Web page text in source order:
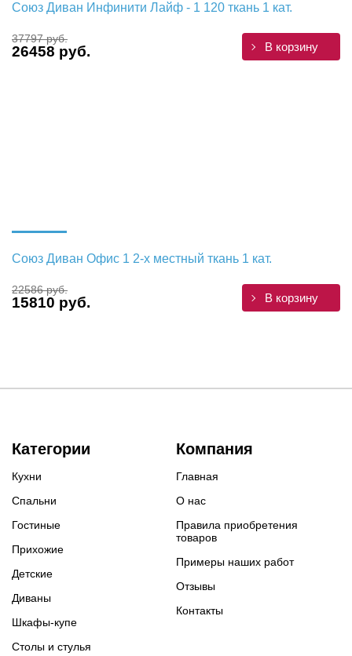
Союз Диван Инфинити Лайф - 1 120 ткань 1 кат.
37797 руб.
26458 руб. В корзину
Союз Диван Офис 1 2-х местный ткань 1 кат.
22586 руб.
15810 руб. В корзину
Категории
Кухни
Спальни
Гостиные
Прихожие
Детские
Диваны
Шкафы-купе
Столы и стулья
Компания
Главная
О нас
Правила приобретения
товаров
Примеры наших работ
Отзывы
Контакты